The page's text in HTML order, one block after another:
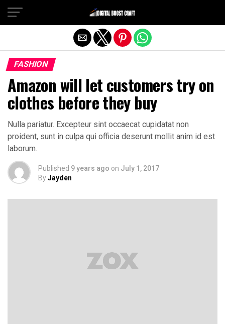
FASHION
Amazon will let customers try on
clothes before they buy
Nulla pariatur. Excepteur sint occaecat cupidatat non
proident, sunt in culpa qui officia deserunt mollit anim id est
laborum.
Published 9 years ago on July 1, 2017
ByJayden
Exit mobile version